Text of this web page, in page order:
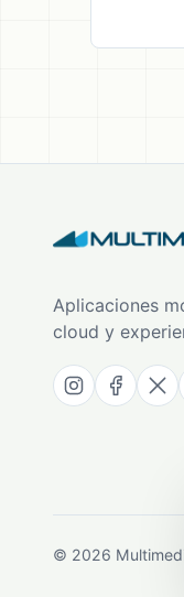
Aplicaciones
cloud y
© 2026